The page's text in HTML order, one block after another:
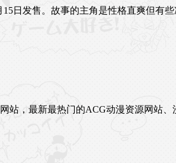
日发售。故事的主角是性格直爽但有
站，最新最热门的ACG动漫资源网站